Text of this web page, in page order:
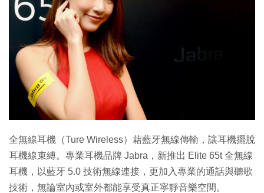
IT Times
生成式AI與雲端應用
Enterprise Digital Transformation
特集
全無線耳機（Ture Wireless）藉藍牙無線傳輸，讓耳機擺脫
耳機線束縛。專業耳機品牌 Jabra，新推出 Elite 65t 全無線
耳機，以藍牙 5.0 技術無線連接，更加入專業的通話與聽歌
技術，無論室內或室外都能享受真正寧靜音樂空間。